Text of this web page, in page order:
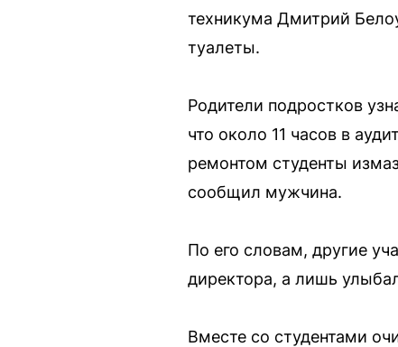
техникума Дмитрий
туалеты.
Родители подростков
что около 11 часов в
ремонтом студенты
сообщил мужчина.
По его словам, другие
директора, а лишь
Вместе со студентами